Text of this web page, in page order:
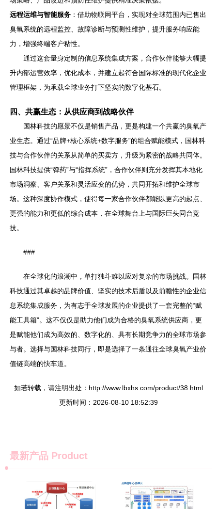
远程运维与智能服务 ：借助物联网平台，实现对全球范围内已售出
臭氧系统的远程监控、故障诊断与预测性维护，提升服务响应能
力，增强终端客户粘性。
通过这套量身定制的信息系统集成方案，合作伙伴能够大幅提
升内部运营效率，优化成本，并建立起符合国际标准的现代化企业
管理框架，为承载全球业务打下坚实的数字化基石。
四、共赢生态：从供应商到战略伙伴
国林科技的愿景不仅是销售产品，更是构建一个共赢的臭氧产
业生态。通过“品牌+核心系统+数字服务”的组合赋能模式，国林科
技与合作伙伴的关系从简单的买卖方，升级为紧密的战略共同体。
国林科技提供“弹药”与“指挥系统”，合作伙伴则充分发挥其本地化
市场洞察、客户关系和灵活应变的优势，共同开拓和维护全球市
场。这种深度协作模式，使得每一家合作伙伴都能以更高的起点、
更强的能力和更低的综合成本，在全球舞台上与国际巨头同台竞
技。
###
在全球化的浪潮中，单打独斗难以应对复杂的市场挑战。国林
科技通过其卓越的品牌价值、坚实的技术后盾以及前瞻性的企业信
息系统集成服务，为有志于全球发展的企业提供了一套完整的“赋
能工具箱”。这不仅仅是助力他们成为合格的臭氧系统供应商，更
是赋能他们成为高效的、数字化的、具有长期竞争力的全球市场参
与者。选择与国林科技同行，即是选择了一条通往全球臭氧产业价
值链高端的快车道。
如若转载，请注明出处：http://www.lbxhs.com/product/38.html
更新时间：2026-08-10 18:52:39
最新产品 Product